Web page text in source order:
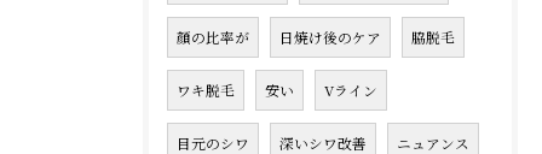
顔の比率が 日焼け後のケア 脇脱毛
ワキ脱毛 安い Vライン
目元のシワ 深いシワ改善 ニュアンス